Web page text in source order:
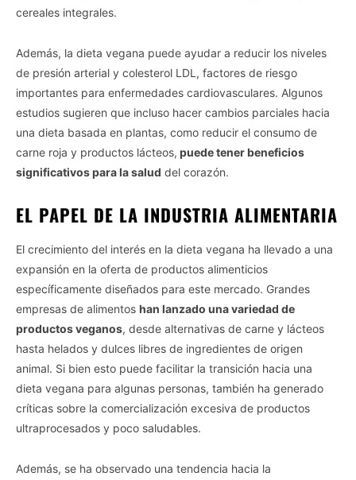
cereales integrales.
Además, la dieta vegana puede ayudar a reducir los niveles
de presión arterial y colesterol LDL, factores de riesgo
importantes para enfermedades cardiovasculares. Algunos
estudios sugieren que incluso hacer cambios parciales hacia
una dieta basada en plantas, como reducir el consumo de
carne roja y productos lácteos, puede tener beneficios
significativos para la salud del corazón.
EL PAPEL DE LA INDUSTRIA ALIMENTARIA
El crecimiento del interés en la dieta vegana ha llevado a una
expansión en la oferta de productos alimenticios
específicamente diseñados para este mercado. Grandes
empresas de alimentos han lanzado una variedad de
productos veganos, desde alternativas de carne y lácteos
hasta helados y dulces libres de ingredientes de origen
animal. Si bien esto puede facilitar la transición hacia una
dieta vegana para algunas personas, también ha generado
críticas sobre la comercialización excesiva de productos
ultraprocesados y poco saludables.
Además, se ha observado una tendencia hacia la